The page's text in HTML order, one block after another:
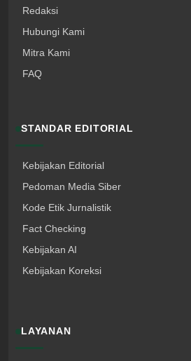
Redaksi
Hubungi Kami
Mitra Kami
FAQ
STANDAR EDITORIAL
Kebijakan Editorial
Pedoman Media Siber
Kode Etik Jurnalistik
Fact Checking
Kebijakan AI
Kebijakan Koreksi
LAYANAN